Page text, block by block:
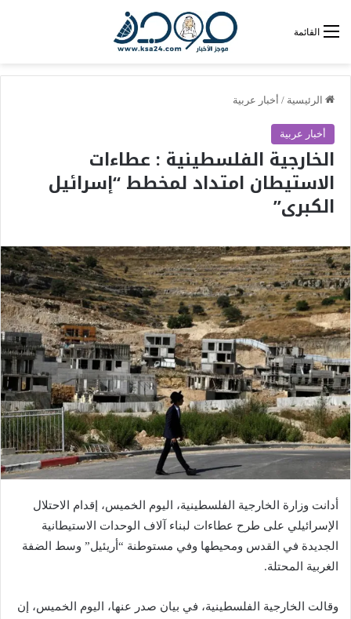
القائمة
الرئيسية / أخبار عربية
أخبار عربية
الخارجية الفلسطينية : عطاءات
الاستيطان امتداد لمخطط “إسرائيل
الكبرى”
أدانت وزارة الخارجية الفلسطينية، اليوم الخميس، إقدام الاحتلال
الإسرائيلي على طرح عطاءات لبناء آلاف الوحدات الاستيطانية
الجديدة في القدس ومحيطها وفي مستوطنة “أريئيل” وسط الضفة
الغربية المحتلة.
وقالت الخارجية الفلسطينية، في بيان صدر عنها، اليوم الخميس، إن